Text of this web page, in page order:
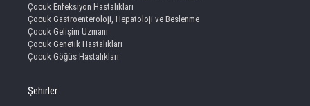
Çocuk Enfeksiyon Hastalıkları
Çocuk Gastroenteroloji, Hepatoloji ve Beslenme
Çocuk Gelişim Uzmanı
Çocuk Genetik Hastalıkları
Çocuk Göğüs Hastalıkları
Şehirler